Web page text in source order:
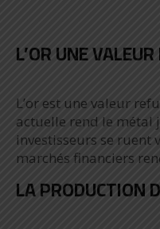
L’OR UNE
L’or est une valeur
actuelle rend le métal
investisseurs se ruent
marchés financiers
LA PRODUCTION